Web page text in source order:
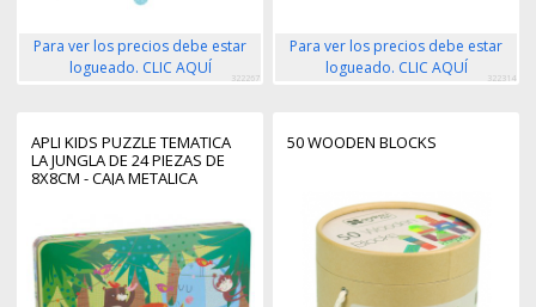
Para ver los precios debe estar
logueado. CLIC AQUÍ
322267
Para ver los precios debe estar
logueado. CLIC AQUÍ
322314
APLI KIDS PUZZLE TEMATICA
LA JUNGLA DE 24 PIEZAS DE
8X8CM - CAJA METALICA
HABILIDADES - DISEÑO
EXCLUSIVO DE MARTINA
HOGAN - RECOMENDADO
PARA NIÑOS A PARTIR D
50 WOODEN BLOCKS